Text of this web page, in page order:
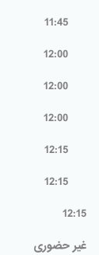
11:45
12:00
12:00
12:00
12:15
12:15
12:15
غیر حضوری